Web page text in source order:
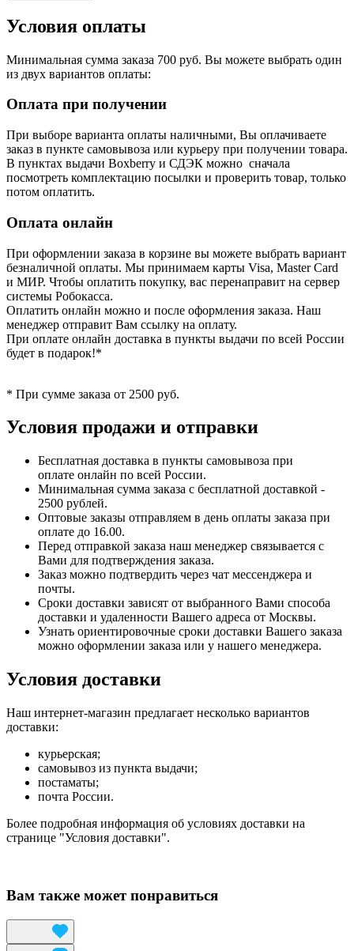
Условия оплаты
Минимальная сумма заказа 700 руб. Вы можете выбрать один
из двух вариантов оплаты:
Оплата при получении
При выборе варианта оплаты наличными, Вы оплачиваете
заказ в пункте самовывоза или курьеру при получении товара.
В пунктах выдачи Boxberry и СДЭК можно сначала
посмотреть комплектацию посылки и проверить товар, только
потом оплатить.
Оплата онлайн
При оформлении заказа в корзине вы можете выбрать вариант
безналичной оплаты. Мы принимаем карты Visa, Master Card
и МИР. Чтобы оплатить покупку, вас перенаправит на сервер
системы Робокасса.
Оплатить онлайн можно и после оформления заказа. Наш
менеджер отправит Вам ссылку на оплату.
При оплате онлайн доставка в пункты выдачи по всей России
будет в подарок!*
* При сумме заказа от 2500 руб.
Условия продажи и отправки
Бесплатная доставка в пункты самовывоза при
оплате онлайн по всей России.
Минимальная сумма заказа с бесплатной доставкой -
2500 рублей.
Оптовые заказы отправляем в день оплаты заказа при
оплате до 16.00.
Перед отправкой заказа наш менеджер связывается с
Вами для подтверждения заказа.
Заказ можно подтвердить через чат мессенджера и
почты.
Сроки доставки зависят от выбранного Вами способа
доставки и удаленности Вашего адреса от Москвы.
Узнать ориентировочные сроки доставки Вашего заказа
можно оформлении заказа или у нашего менеджера.
Условия доставки
Наш интернет-магазин предлагает несколько вариантов
доставки:
курьерская;
самовывоз из пункта выдачи;
постаматы;
почта России.
Более подробная информация об условиях доставки на
странице "Условия доставки".
Вам также может понравиться